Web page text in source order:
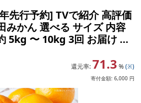
先行予約] TVで紹介 高評価
みかん 選べる サイズ 内容
5kg 〜 10kg 3回 お届け 定
味 酸味 バランス 期間限定
歌山県 湯浅町 送料無料
還元率: 71.3 % (※)
寄付金額: 6,000 円